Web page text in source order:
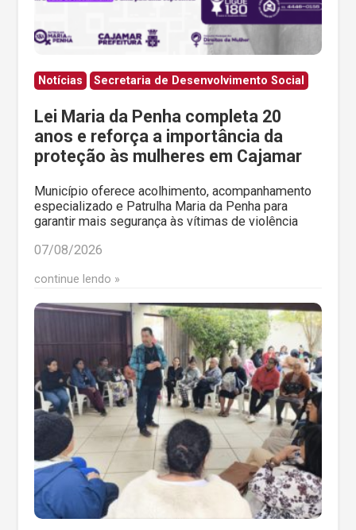
Notícias Secretaria de Desenvolvimento Social
Lei Maria da Penha completa 20
anos e reforça a importância da
proteção às mulheres em Cajamar
Município oferece acolhimento, acompanhamento
especializado e Patrulha Maria da Penha para
garantir mais segurança às vítimas de violência
07/08/2026
continue lendo